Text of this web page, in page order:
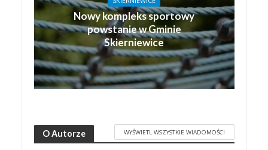
Nowy kompleks sportowy
powstanie w Gminie
Skierniewice
O Autorze WYŚWIETL WSZYSTKIE WIADOMOŚCI